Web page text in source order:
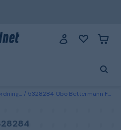
5328284 Obo Bettermann Förbindning för runda ledare Ø8-10 mm